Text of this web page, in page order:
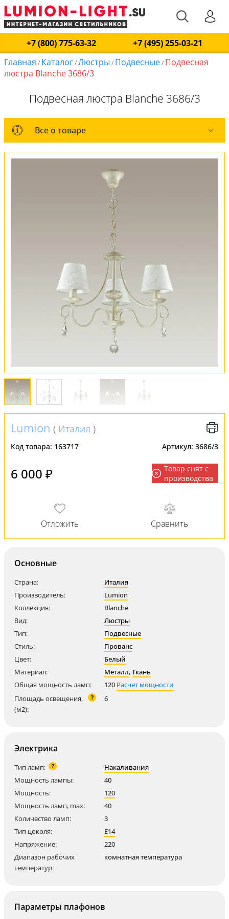
+7 (800) 775-63-32
+7 (495) 255-03-21
Главная / Каталог/Люстры / Подвесные/ Подвесная
люстра Blanche 3686/3
Подвесная люстра Blanche 3686/3
Все о товаре
Все о товаре
Комплект лампочек
Установка
Отзывы
Lumion ( Италия )
Код товара: 163717 Артикул: 3686/3
6 000 ₽
Товар снят с
производства
Основные
Страна:
Италия
Производитель:
Lumion
Коллекция:
Blanche
Вид:
Люстры
Тип:
Подвесные
Стиль:
Прованс
Цвет:
Белый
Материал:
Металл,Ткань
Общая мощность ламп:
120 Расчет мощности
Площадь освещения,
(м2):
? 6
Электрика
Тип ламп: ?
Накаливания
Мощность лампы:
40
Мощность:
120
Мощность ламп, max:
40
Количество ламп:
3
Тип цоколя:
E14
Напряжение:
220
Диапазон рабочих
температур:
комнатная температура
Параметры плафонов